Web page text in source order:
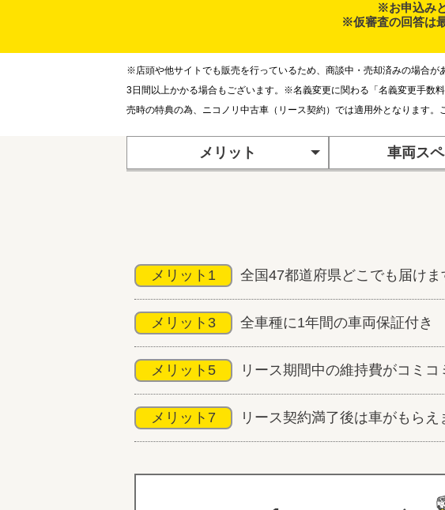
※お申込み
※仮審査の回答は
※店頭や他サイトでも販売を行っているため、商談中・売却済みの場合
3日間以上かかる場合もございます。※名義変更に関わる「名義変更手数
売時の特典の為、ニコノリ中古車（リース契約）では適用外となります
メリット 車両ス
メリット1 全国47都道府県どこでも届けま
メリット3 全車種に1年間の車両保証付き
メリット5 リース期間中の維持費がコミコ
メリット7 リース契約満了後は車がもらえ